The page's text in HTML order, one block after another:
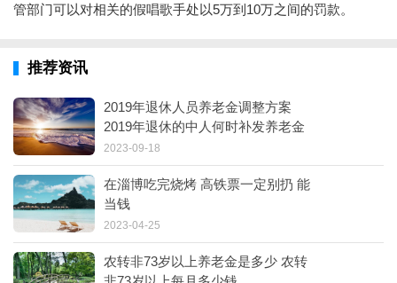
管部门可以对相关的假唱歌手处以5万到10万之间的罚款。
推荐资讯
2019年退休人员养老金调整方案
2019年退休的中人何时补发养老金
2023-09-18
在淄博吃完烧烤 高铁票一定别扔 能
当钱
2023-04-25
农转非73岁以上养老金是多少 农转